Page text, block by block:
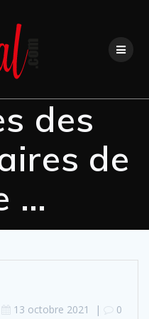
des
de
…
13 octobre 2021 | 0